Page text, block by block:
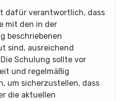
dafür verantwortlich, dass
mit den in der
beschriebenen
sind, ausreichend
Schulung sollte vor
und regelmäßig
um sicherzustellen, dass
die aktuellen